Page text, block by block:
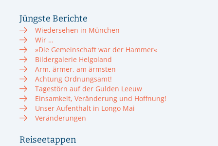
Jüngste Berichte
Wiedersehen in München
Wir …
»Die Gemeinschaft war der Hammer«
Bildergalerie Helgoland
Arm, ärmer, am ärmsten
Achtung Ordnungsamt!
Tagestörn auf der Gulden Leeuw
Einsamkeit, Veränderung und Hoffnung!
Unser Aufenthalt in Longo Mai
Veränderungen
Reiseetappen